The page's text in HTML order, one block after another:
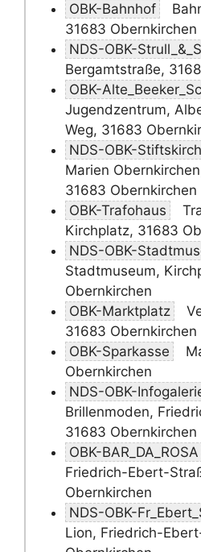
OBK-Bahnhof
31683 Obernkirchen
NDS-OBK-
Bergamtstraße,
OBK-
Jugendzentrum,
Weg, 31683
NDS-OBK-
Marien
31683 Obernkirchen
OBK-Trafohaus
Kirchplatz, 31683
NDS-OBK-
Stadtmuseum,
Obernkirchen
OBK-Marktplatz
31683 Obernkirchen
OBK-Sparkasse
Obernkirchen
NDS-OBK-
Brillenmoden,
31683 Obernkirchen
OBK-BAR_DA_ROSA
Friedrich-Ebert-
Obernkirchen
NDS-OBK-
Lion, Friedrich-